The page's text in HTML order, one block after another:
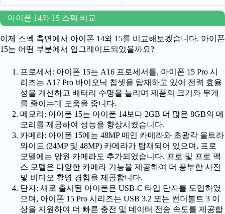
아이폰 14와 15 스펙 비교
이제 스펙 측면에서 아이폰 14와 15를 비교해보겠습니다. 아이폰
15는 어떤 부분에서 업그레이드되었을까요?
프로세서: 아이폰 15는 A16 프로세서를, 아이폰 15 Pro 시
리즈는 A17 Pro 바이오닉 칩셋을 탑재하고 있어 전력 효율
성을 개선하고 배터리 수명을 늘리며 제품의 크기와 무게
를 줄이는데 도움을 줍니다.
메모리: 아이폰 15는 아이폰 14보다 2GB 더 많은 8GB의 메
모리를 제공하여 성능을 향상시켰습니다.
카메라: 아이폰 15에는 48MP 메인 카메라와 초광각 울트라
와이드 (24MP 및 48MP) 카메라가 탑재되어 있으며, 프로
모델에는 망원 카메라도 추가되었습니다. 프로 및 프로 맥
스 모델은 다양한 카메라 기능을 제공하여 더 풍부한 사진
및 비디오 촬영 경험을 제공합니다.
단자: 새로 출시된 아이폰은 USB-C 타입 단자를 도입하였
으며, 아이폰 15 Pro 시리즈는 USB 3.2 또는 썬더볼트 3 이
상을 지원하여 더 빠른 충전 및 데이터 전송 속도를 제공합